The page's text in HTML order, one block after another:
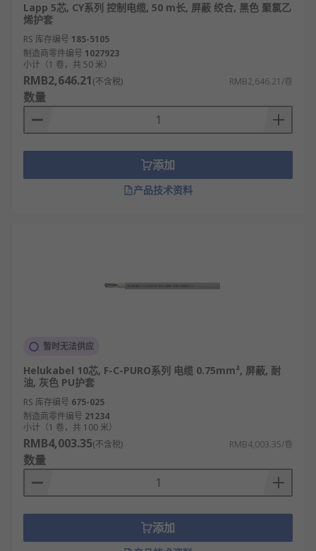
Lapp 5芯, CY系列 控制电缆, 50 m长, 屏蔽 绞合, 黑色 聚氯乙
烯护套
RS 库存编号 185-5105
制造商零件编号 1027923
小计（1 卷，共 50 米）
RMB2,646.21(不含税) RMB2,646.21/卷
数量
添加
产品技术资料
暂时无法供应
Helukabel 10芯, F-C-PURO系列 电缆 0.75mm², 屏蔽, 耐
油, 灰色 PU护套
RS 库存编号 675-025
制造商零件编号 21234
小计（1 卷，共 100 米）
RMB4,003.35(不含税) RMB4,003.35/卷
数量
添加